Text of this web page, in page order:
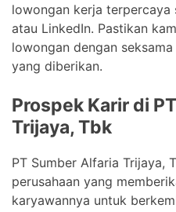
lowongan kerja
atau LinkedIn. Pastikan
lowongan dengan
yang diberikan.
Prospek Karir di
Trijaya, Tbk
PT Sumber Alfaria Trijaya,
perusahaan yang
karyawannya untuk